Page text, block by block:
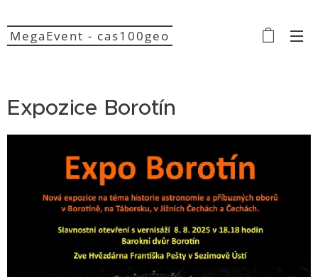
MegaEvent - cas100geo
Expozice Borotín